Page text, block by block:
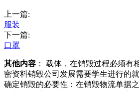
上一篇:
服装
下一篇:
口罩
其他内容 ： 载体，在销毁过程必须
密资料销毁公司发展需要学生进行的
确定销毁的必要性：在销毁物流单据